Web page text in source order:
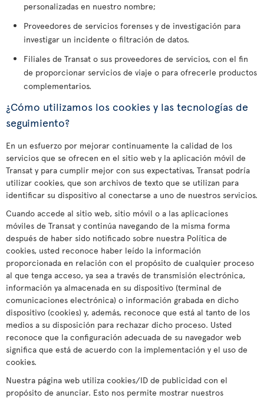
personalizadas en nuestro nombre;
Proveedores de servicios forenses y de investigación para
investigar un incidente o filtración de datos.
Filiales de Transat o sus proveedores de servicios, con el fin
de proporcionar servicios de viaje o para ofrecerle productos
complementarios.
¿Cómo utilizamos los cookies y las tecnologías de
seguimiento?
En un esfuerzo por mejorar continuamente la calidad de los
servicios que se ofrecen en el sitio web y la aplicación móvil de
Transat y para cumplir mejor con sus expectativas, Transat podría
utilizar cookies, que son archivos de texto que se utilizan para
identificar su dispositivo al conectarse a uno de nuestros servicios.
Cuando accede al sitio web, sitio móvil o a las aplicaciones
móviles de Transat y continúa navegando de la misma forma
después de haber sido notificado sobre nuestra Política de
cookies, usted reconoce haber leído la información
proporcionada en relación con el propósito de cualquier proceso
al que tenga acceso, ya sea a través de transmisión electrónica,
información ya almacenada en su dispositivo (terminal de
comunicaciones electrónica) o información grabada en dicho
dispositivo (cookies) y, además, reconoce que está al tanto de los
medios a su disposición para rechazar dicho proceso. Usted
reconoce que la configuración adecuada de su navegador web
significa que está de acuerdo con la implementación y el uso de
cookies.
Nuestra página web utiliza cookies/ID de publicidad con el
propósito de anunciar. Esto nos permite mostrar nuestros